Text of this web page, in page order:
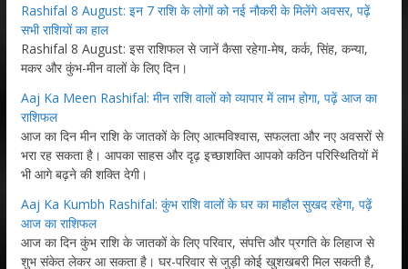
Rashifal 8 August: इन 7 राशि के लोगों को नई नौकरी के मिलेंगे अवसर, पढ़ें
सभी राशियों का हाल
Rashifal 8 August: इस राशिफल से जानें कैसा रहेगा-मेष, कर्क, सिंह, कन्या,
मकर और कुंभ-मीन वालों के लिए दिन।
Aaj Ka Meen Rashifal: मीन राशि वालों को व्यापार में लाभ होगा, पढ़ें आज का
राशिफल
आज का दिन मीन राशि के जातकों के लिए आत्मविश्वास, सफलता और नए अवसरों से
भरा रह सकता है। आपका साहस और दृढ़ इच्छाशक्ति आपको कठिन परिस्थितियों में
भी आगे बढ़ने की शक्ति देगी।
Aaj Ka Kumbh Rashifal: कुंभ राशि वालों के घर का माहौल सुखद रहेगा, पढ़ें
आज का राशिफल
आज का दिन कुंभ राशि के जातकों के लिए परिवार, संपत्ति और प्रगति के लिहाज से
शुभ संकेत लेकर आ सकता है। घर-परिवार से जुड़ी कोई खुशखबरी मिल सकती है,